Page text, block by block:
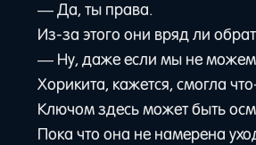
— Да, ты права.
Из-за этого они вряд ли
— Ну, даже если мы не можем
Хорикита, кажется, смогла
Ключом здесь может быть
Пока что она не намерена